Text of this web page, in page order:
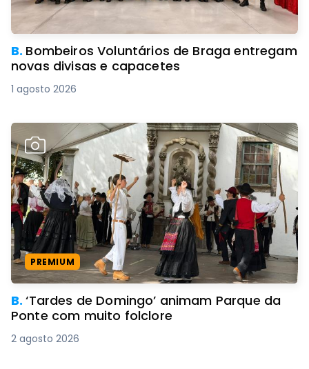
B. Bombeiros Voluntários de Braga entregam
novas divisas e capacetes
1 agosto 2026
PREMIUM
B.‘Tardes de Domingo’ animam Parque da
Ponte com muito folclore
2 agosto 2026